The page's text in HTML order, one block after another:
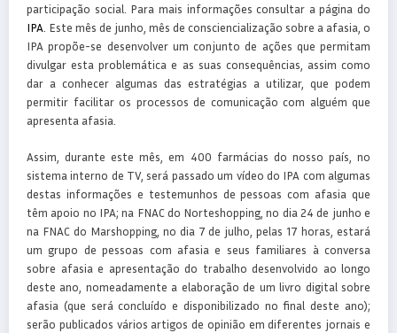
participação social. Para mais informações consultar a página do
IPA. Este mês de junho, mês de consciencialização sobre a afasia, o
IPA propõe-se desenvolver um conjunto de ações que permitam
divulgar esta problemática e as suas consequências, assim como
dar a conhecer algumas das estratégias a utilizar, que podem
permitir facilitar os processos de comunicação com alguém que
apresenta afasia.
Assim, durante este mês, em 400 farmácias do nosso país, no
sistema interno de TV, será passado um vídeo do IPA com algumas
destas informações e testemunhos de pessoas com afasia que
têm apoio no IPA; na FNAC do Norteshopping, no dia 24 de junho e
na FNAC do Marshopping, no dia 7 de julho, pelas 17 horas, estará
um grupo de pessoas com afasia e seus familiares à conversa
sobre afasia e apresentação do trabalho desenvolvido ao longo
deste ano, nomeadamente a elaboração de um livro digital sobre
afasia (que será concluído e disponibilizado no final deste ano);
serão publicados vários artigos de opinião em diferentes jornais e